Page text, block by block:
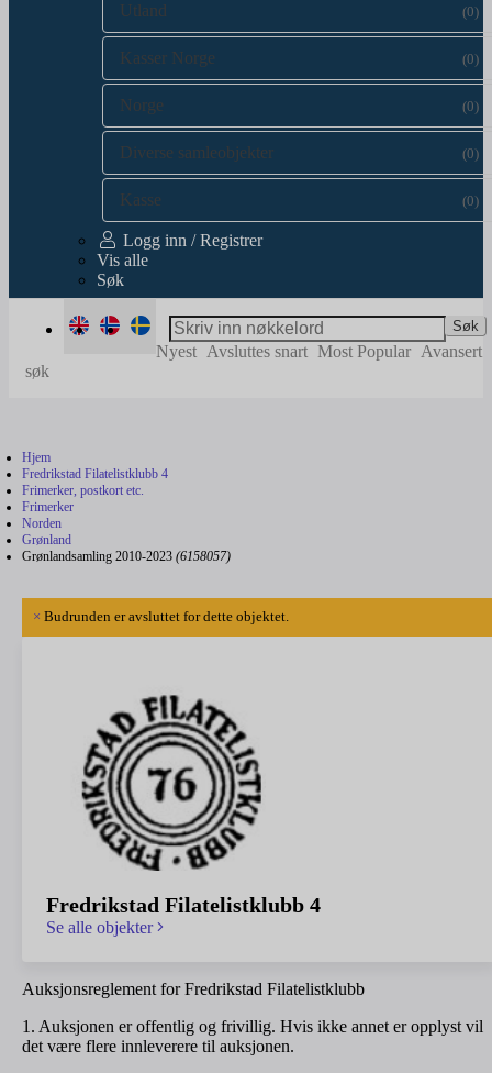
Utland (0)
Kasser Norge (0)
Norge (0)
Diverse samleobjekter (0)
Kasse (0)
Logg inn / Registrer
Vis alle
Søk
Søk
Nyest Avsluttes snart Most Popular Avansert
søk
Hjem
Fredrikstad Filatelistklubb 4
Frimerker, postkort etc.
Frimerker
Norden
Grønland
Grønlandsamling 2010-2023 (6158057)
× Budrunden er avsluttet for dette objektet.
Fredrikstad Filatelistklubb 4
Se alle objekter
Auksjonsreglement for Fredrikstad Filatelistklubb
1. Auksjonen er offentlig og frivillig. Hvis ikke annet er opplyst vil
det være flere innleverere til auksjonen.